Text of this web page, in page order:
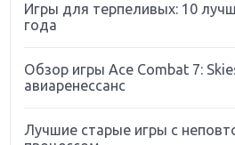
Игры для терпеливых: 10
года
Обзор игры Ace Combat 7:
авиаренессанс
Лучшие старые игры с